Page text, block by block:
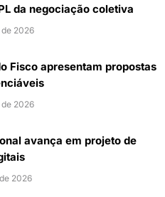
da negociação coletiva
de 2026
Fisco apresentam propostas
de 2026
avança em projeto de
2026